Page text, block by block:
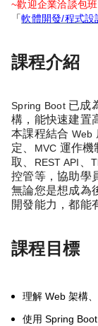
~歡迎企業洽談包
「軟體開發/程式設
課程介紹
Spring Boot 已成
構，能快速建置
本課程結合 Web
定、
MVC 運作機
取、
REST API
控管等，協助學
無論您是想成為
開發能力，都能
課程目標
理解 Web 架構、
使用 Spring Boot